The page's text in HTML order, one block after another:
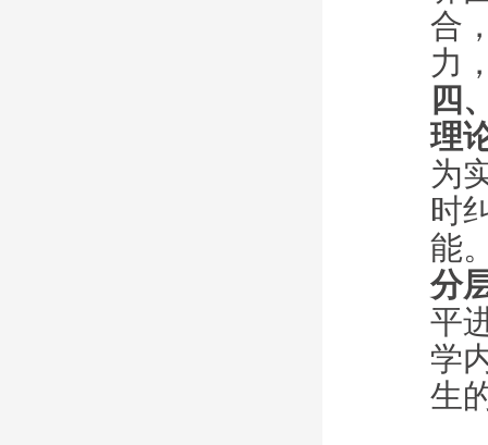
合
力
四
理
为
时
能
分
平
学
生